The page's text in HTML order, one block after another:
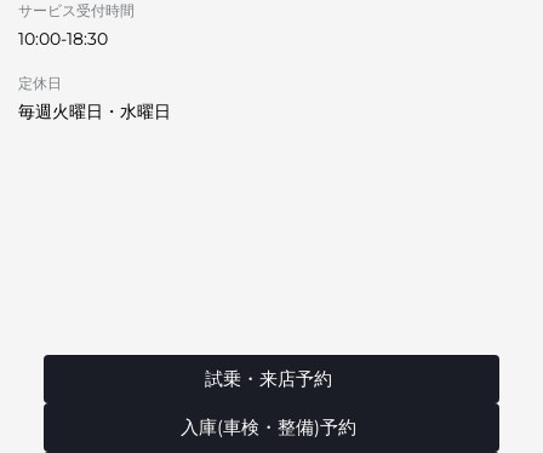
サービス受付時間
10:00-18:30
定休日
毎週火曜日・水曜日
試乗・来店予約
入庫(車検・整備)予約